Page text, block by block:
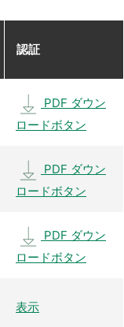
認証
PDF ダウン
ロードボタン
PDF ダウン
ロードボタン
PDF ダウン
ロードボタン
表示